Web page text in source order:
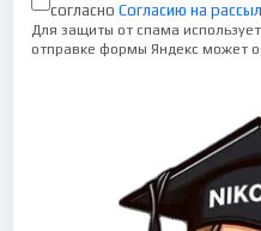
согласно Согласию на
Для защиты от спама
отправке формы Яндекс может